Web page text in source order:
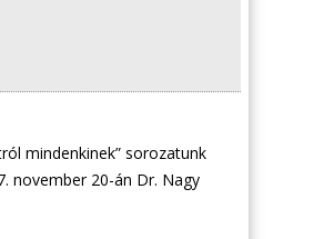
mindenkinek” sorozatunk
november 20-án Dr. Nagy